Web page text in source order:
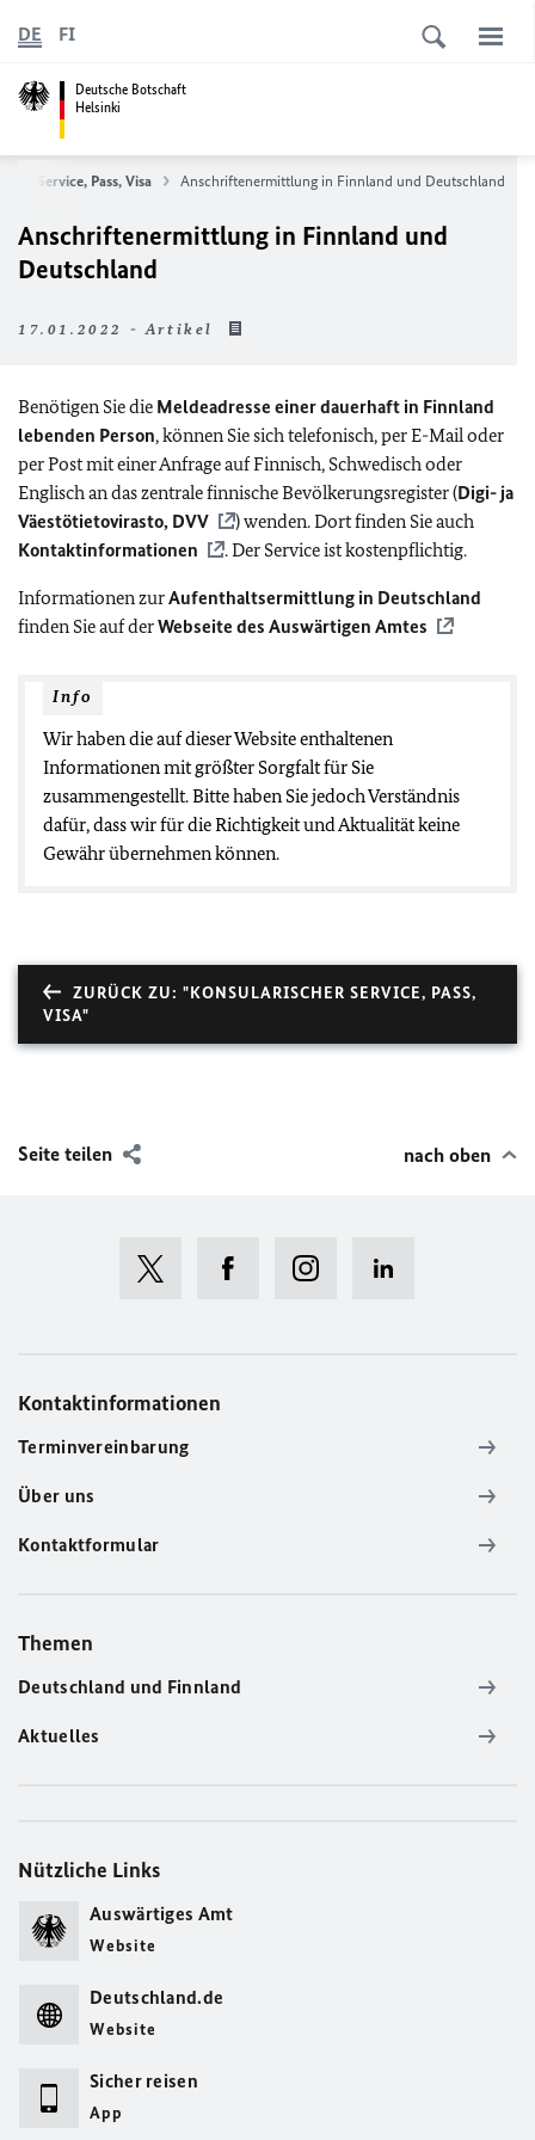
Deutsche Botschaft
Helsinki
DE FI
Service, Pass, Visa Anschriftenermittlung in Finnland und Deutschland
Anschriftenermittlung in Finnland und
Deutschland
17.01.2022 - Artikel
Benötigen Sie die Meldeadresse einer dauerhaft in Finnland
lebenden Person, können Sie sich telefonisch, per E-Mail oder
per Post mit einer Anfrage auf Finnisch, Schwedisch oder
Englisch an das zentrale finnische Bevölkerungsregister (Digi- ja
Väestötietovirasto, DVV
) wenden. Dort finden Sie auch
Kontaktinformationen
. Der Service ist kostenpflichtig.
Informationen zurAufenthaltsermittlung in Deutschland
finden Sie auf derWebseite des Auswärtigen Amtes
Info
Wir haben die auf dieser Website enthaltenen
Informationen mit größter Sorgfalt für Sie
zusammengestellt. Bitte haben Sie jedoch Verständnis
dafür, dass wir für die Richtigkeit und Aktualität keine
Gewähr übernehmen können.
ZURÜCK ZU: "KONSULARISCHER SERVICE, PASS,
VISA"
Seite teilen nach oben
Kontaktinformationen
Terminvereinbarung
Über uns
Kontaktformular
Themen
Deutschland und Finnland
Aktuelles
Nützliche Links
Auswärtiges Amt
Website
Deutschland.de
Website
Sicher reisen
App